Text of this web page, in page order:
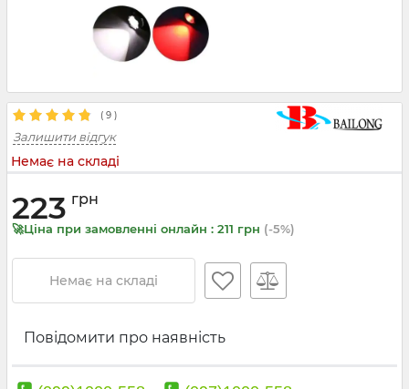
( 9 )
Залишити відгук
Немає на складі
223 грн
🚀Ціна при замовленні онлайн : 211 грн (-5%)
Немає на складі
Повідомити про наявність